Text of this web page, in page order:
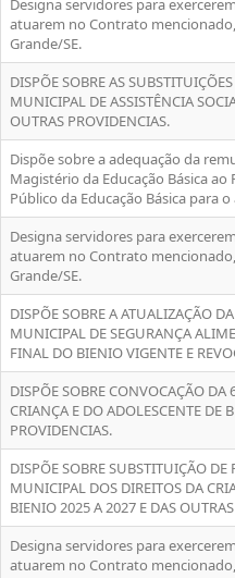
Designa servidores para
atuarem no Contrato
Grande/SE.
DISPÕE SOBRE AS
MUNICIPAL DE ASSISTÊNCIA
OUTRAS PROVIDENCIAS.
Dispõe sobre a adequação da
Magistério da Educação Básica
Público da Educação Básica para
Designa servidores para
atuarem no Contrato
Grande/SE.
DISPÕE SOBRE A ATUALIZAÇÃO
MUNICIPAL DE SEGURANÇA
FINAL DO BIENIO VIGENTE E
DISPÕE SOBRE CONVOCAÇÃO
CRIANÇA E DO ADOLESCENTE DE
PROVIDENCIAS.
DISPÕE SOBRE SUBSTITUIÇÃO
MUNICIPAL DOS DIREITOS DA
BIENIO 2025 A 2027 E DAS
Designa servidores para
atuarem no Contrato